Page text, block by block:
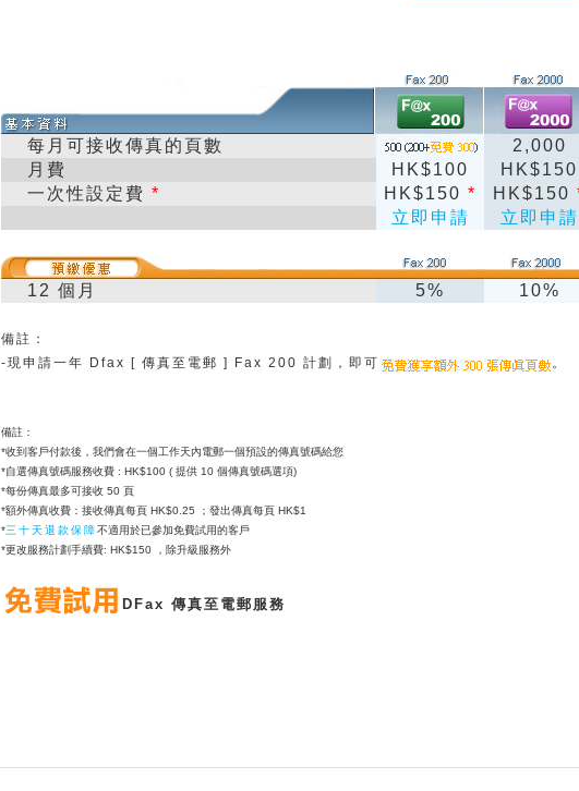
每月可接收傳真的頁數
2,000
月費
HK$100
HK$150
一次性設定費 * HK$150 * HK$150
立即申請
立即申請
12 個月 5% 10%
備註：
-現申請一年 Dfax [ 傳真至電郵 ] Fax 200 計劃，即可 。
備註：
*收到客戶付款後，我們會在一個工作天內電郵一個預設的傳真號碼給您
*自選傳真號碼服務收費 : HK$100 ( 提供 10 個傳真號碼選項)
*每份傳真最多可接收 50 頁
*額外傳真收費：接收傳真每頁 HK$0.25 ；發出傳真每頁 HK$1
*三十天退款保障不適用於已參加免費試用的客戶
*更改服務計劃手續費: HK$150 ，除升級服務外
DFax 傳真至電郵服務